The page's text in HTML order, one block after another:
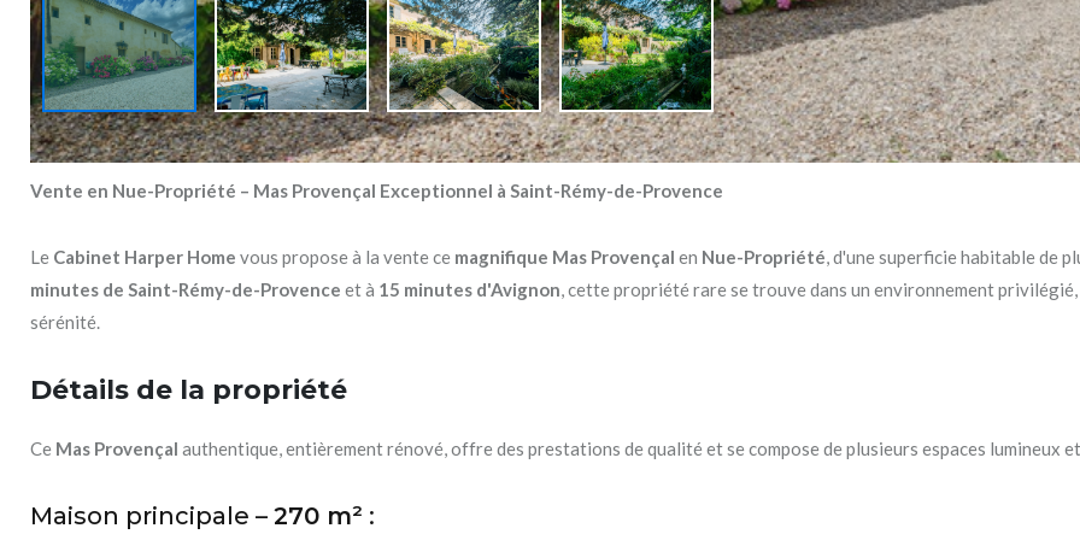
Vente en Nue-Propriété – Mas Provençal Exceptionnel à Saint-Rémy-de-Provence
Le Cabinet Harper Home vous propose à la vente ce magnifique Mas Provençal en Nue-Propriété, d'une superficie habitable de
minutes de Saint-Rémy-de-Provence et à 15 minutes d'Avignon, cette propriété rare se trouve dans un environnement
sérénité.
Détails de la propriété
Ce Mas Provençal authentique, entièrement rénové, offre des prestations de qualité et se compose de plusieurs espaces lumineux
Maison principale – 270 m² :